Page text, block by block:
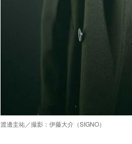
渡邊圭祐／撮影：伊藤大介（SIGNO）